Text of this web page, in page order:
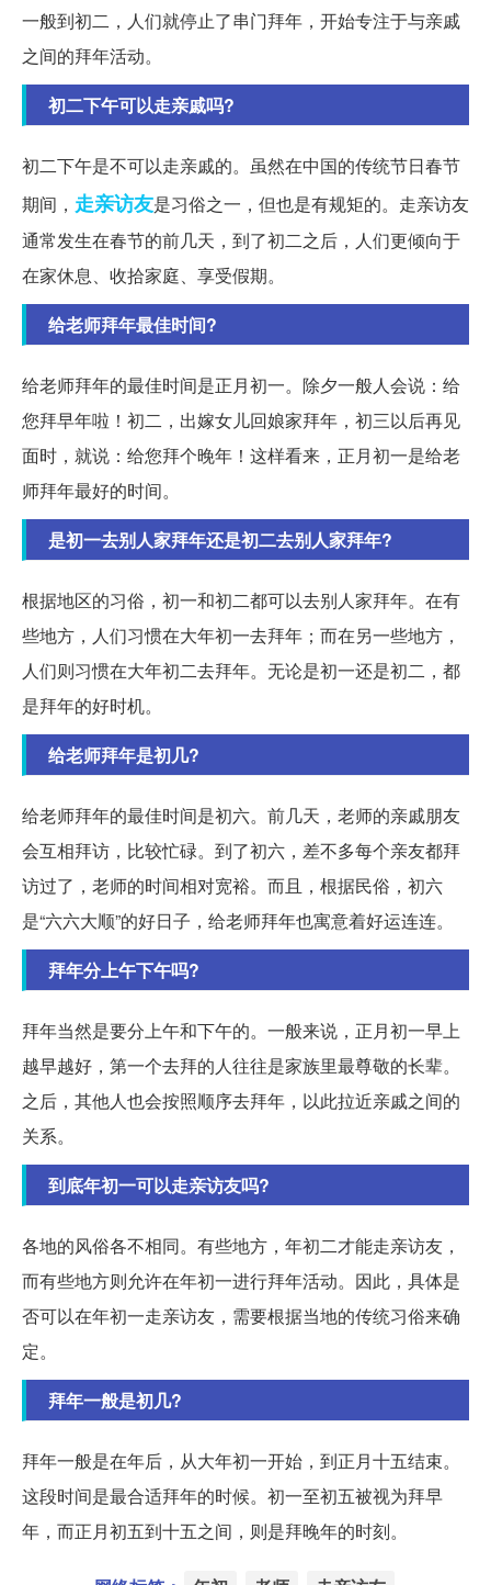
一般到初二，人们就停止了串门拜年，开始专注于与亲戚
之间的拜年活动。
初二下午可以走亲戚吗?
初二下午是不可以走亲戚的。虽然在中国的传统节日春节
期间， 走亲访友是习俗之一，但也是有规矩的。走亲访友
通常发生在春节的前几天，到了初二之后，人们更倾向于
在家休息、收拾家庭、享受假期。
给老师拜年最佳时间?
给老师拜年的最佳时间是正月初一。除夕一般人会说：给
您拜早年啦！初二，出嫁女儿回娘家拜年，初三以后再见
面时，就说：给您拜个晚年！这样看来，正月初一是给老
师拜年最好的时间。
是初一去别人家拜年还是初二去别人家拜年?
根据地区的习俗，初一和初二都可以去别人家拜年。在有
些地方，人们习惯在大年初一去拜年；而在另一些地方，
人们则习惯在大年初二去拜年。无论是初一还是初二，都
是拜年的好时机。
给老师拜年是初几?
给老师拜年的最佳时间是初六。前几天，老师的亲戚朋友
会互相拜访，比较忙碌。到了初六，差不多每个亲友都拜
访过了，老师的时间相对宽裕。而且，根据民俗，初六
是“六六大顺”的好日子，给老师拜年也寓意着好运连连。
拜年分上午下午吗?
拜年当然是要分上午和下午的。一般来说，正月初一早上
越早越好，第一个去拜的人往往是家族里最尊敬的长辈。
之后，其他人也会按照顺序去拜年，以此拉近亲戚之间的
关系。
到底年初一可以走亲访友吗?
各地的风俗各不相同。有些地方，年初二才能走亲访友，
而有些地方则允许在年初一进行拜年活动。因此，具体是
否可以在年初一走亲访友，需要根据当地的传统习俗来确
定。
拜年一般是初几?
拜年一般是在年后，从大年初一开始，到正月十五结束。
这段时间是最合适拜年的时候。初一至初五被视为拜早
年，而正月初五到十五之间，则是拜晚年的时刻。